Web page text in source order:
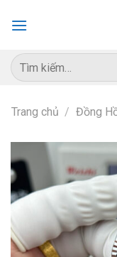
Tìm
kiếm:
Trang chủ / Đồng